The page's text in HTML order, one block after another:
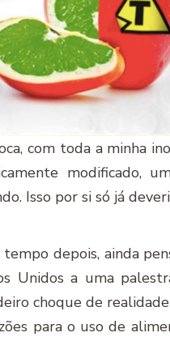
com toda a minha
modificado,
Isso por si só já
tempo depois, ainda
Unidos a uma
choque de
para o uso de